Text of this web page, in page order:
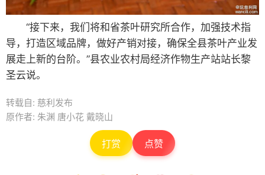
“接下来，我们将和省茶叶研究所合作，加强技术指
导，打造区域品牌，做好产销对接，确保全县茶叶产业发
展走上新的台阶。”县农业农村局经济作物生产站站长黎
圣云说。
转载自: 慈利发布
原作者: 朱渊 唐小花 戴晓山
打赏 点赞